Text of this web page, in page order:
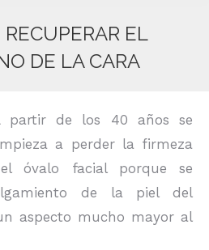
EL
DE LA CARA
partir de los 40 años se
a perder la firmeza
óvalo facial porque se
de la piel del
aspecto mucho mayor al